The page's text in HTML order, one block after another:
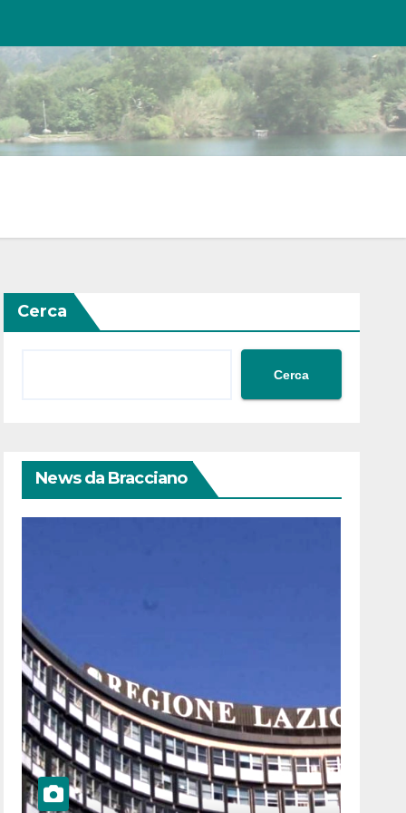
Cerca
Cerca
News da Bracciano